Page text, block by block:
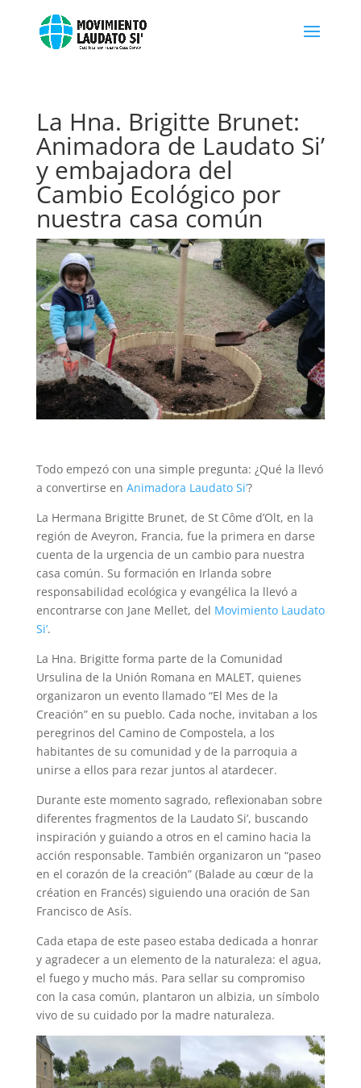
La Hna. Brigitte Brunet:
Animadora de Laudato Si’
y embajadora del
Cambio Ecológico por
nuestra casa común
Todo empezó con una simple pregunta: ¿Qué la llevó
a convertirse en Animadora Laudato Si’?
La Hermana Brigitte Brunet, de St Côme d’Olt, en la
región de Aveyron, Francia, fue la primera en darse
cuenta de la urgencia de un cambio para nuestra
casa común. Su formación en Irlanda sobre
responsabilidad ecológica y evangélica la llevó a
encontrarse con Jane Mellet, del Movimiento Laudato
Si’.
La Hna. Brigitte forma parte de la Comunidad
Ursulina de la Unión Romana en MALET, quienes
organizaron un evento llamado “El Mes de la
Creación” en su pueblo. Cada noche, invitaban a los
peregrinos del Camino de Compostela, a los
habitantes de su comunidad y de la parroquia a
unirse a ellos para rezar juntos al atardecer.
Durante este momento sagrado, reflexionaban sobre
diferentes fragmentos de la Laudato Si’, buscando
inspiración y guiando a otros en el camino hacia la
acción responsable. También organizaron un “paseo
en el corazón de la creación” (Balade au cœur de la
création en Francés) siguiendo una oración de San
Francisco de Asís.
Cada etapa de este paseo estaba dedicada a honrar
y agradecer a un elemento de la naturaleza: el agua,
el fuego y mucho más. Para sellar su compromiso
con la casa común, plantaron un albizia, un símbolo
vivo de su cuidado por la madre naturaleza.